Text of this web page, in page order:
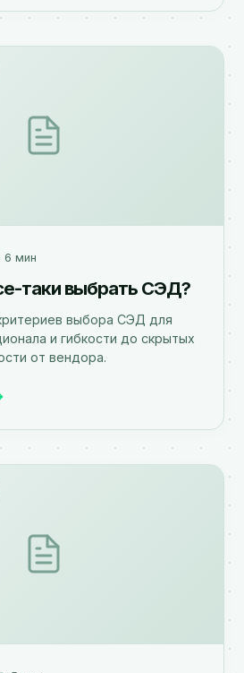
мин
таки выбрать СЭД?
выбора СЭД для
и гибкости до скрытых
от вендора.